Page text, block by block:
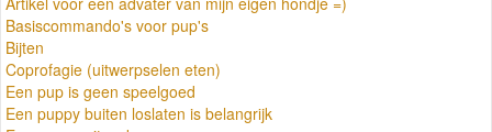
Basiscommando's voor pup's
Bijten
Coprofagie (uitwerpselen eten)
Een pup is geen speelgoed
Een puppy buiten loslaten is belangrijk